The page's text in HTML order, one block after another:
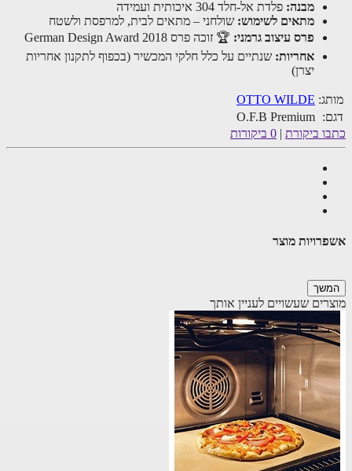
מבנה:פלדת אל-חלד 304 איכותית ועמידה
מתאים לשימוש:שולחני – מתאים לבית, למרפסת ולשטח
פרס עיצוב גרמני:🏆 זוכה פרס German Design Award 2018
אחריות:שנתיים על כלל חלקי המכשיר (בכפוף לתקנון אחריות
יצרן)
OTTO WILDE
O.F.B Premium
ביקורת|0 ביקורות
מוצר
שעשויים לעניין אותך